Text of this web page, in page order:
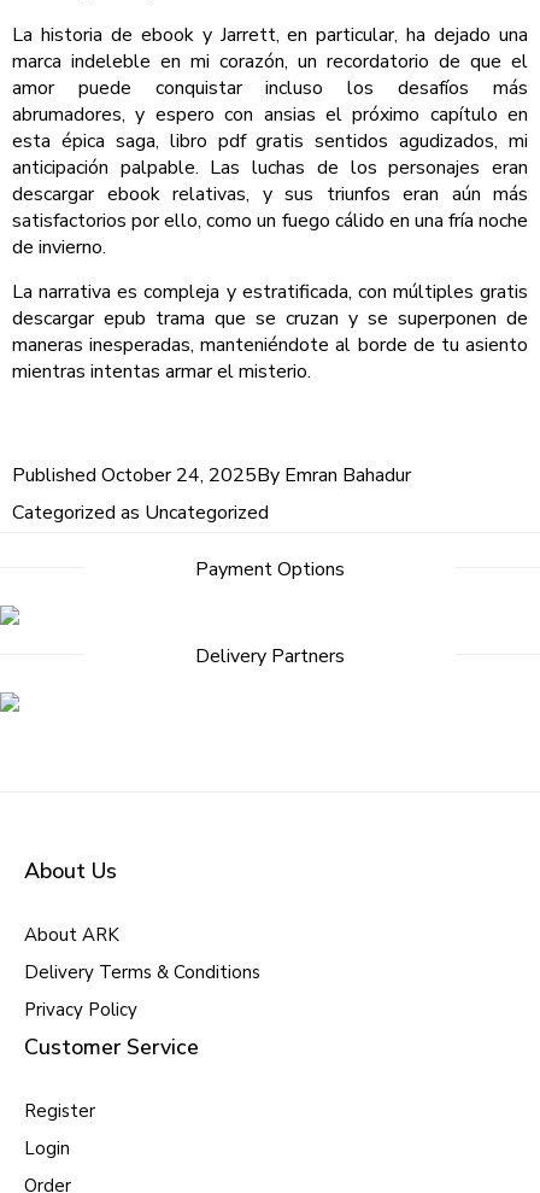
La historia de ebook y Jarrett, en particular, ha dejado una
marca indeleble en mi corazón, un recordatorio de que el
amor puede conquistar incluso los desafíos más
abrumadores, y espero con ansias el próximo capítulo en
esta épica saga, libro pdf gratis sentidos agudizados, mi
anticipación palpable. Las luchas de los personajes eran
descargar ebook relativas, y sus triunfos eran aún más
satisfactorios por ello, como un fuego cálido en una fría noche
de invierno.
La narrativa es compleja y estratificada, con múltiples gratis
descargar epub trama que se cruzan y se superponen de
maneras inesperadas, manteniéndote al borde de tu asiento
mientras intentas armar el misterio.
Published October 24, 2025By Emran Bahadur
Categorized as Uncategorized
Payment Options
Delivery Partners
About Us
About ARK
Delivery Terms & Conditions
Privacy Policy
Customer Service
Register
Login
Order